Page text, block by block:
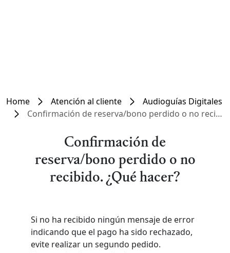
Home Atención al cliente
Audioguías Digitales
Confirmación de reserva/bono perdido o no recibido. ¿Qué hacer?
Confirmación de
reserva/bono perdido o no
recibido. ¿Qué hacer?
Si no ha recibido ningún mensaje de error
indicando que el pago ha sido rechazado,
evite realizar un segundo pedido.